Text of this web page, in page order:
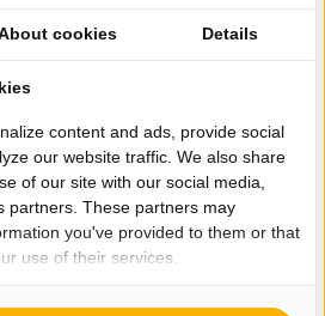
en promoties. We zullen
cookies Details
content and ads, provide social
our website traffic. We also share
of our site with our social media,
partners. These partners may
you've provided to them or that
use of their services.